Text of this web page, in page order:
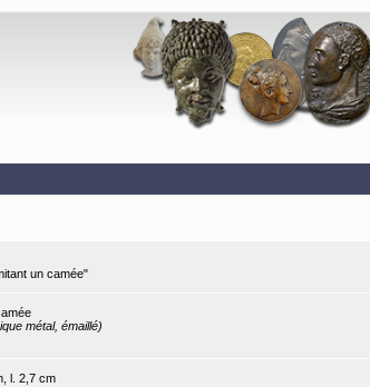
un camée"
métal, émaillé)
l. 2,7 cm